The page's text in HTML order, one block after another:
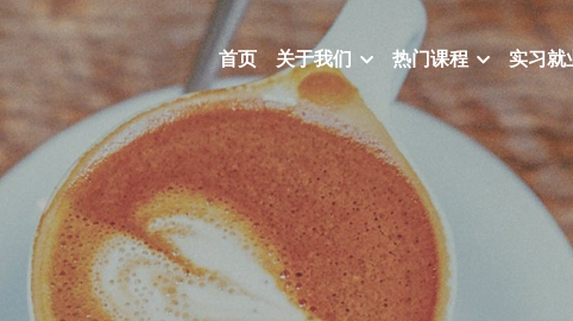
首页 关于我们 热门课程 实习就